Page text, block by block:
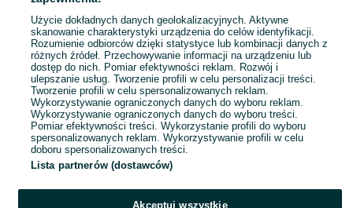
DOWOLNY WYMIAR grafit antracyt
RAL 7016 promocja 28,80 brutto !!!
28,80 zł
Oborniki
16 lipca 2026
Użycie dokładnych danych geolokalizacyjnych. Aktywne
skanowanie charakterystyki urządzenia do celów identyfikacji.
Rozumienie odbiorców dzięki statystyce lub kombinacji danych z
różnych źródeł. Przechowywanie informacji na urządzeniu lub
dostęp do nich. Pomiar efektywności reklam. Rozwój i
ulepszanie usług. Tworzenie profili w celu personalizacji treści.
Tworzenie profili w celu spersonalizowanych reklam.
Wykorzystywanie ograniczonych danych do wyboru reklam.
Wykorzystywanie ograniczonych danych do wyboru treści.
Pomiar efektywności treści. Wykorzystanie profili do wyboru
spersonalizowanych reklam. Wykorzystywanie profili w celu
doboru spersonalizowanych treści.
Lista partnerów (dostawców)
Akceptuj wszystkie